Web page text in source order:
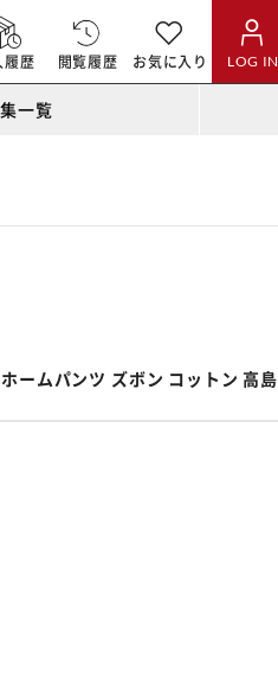
履歴 閲覧履歴 お気に入り LOG IN
一覧
ームパンツ ズボン コットン 高島